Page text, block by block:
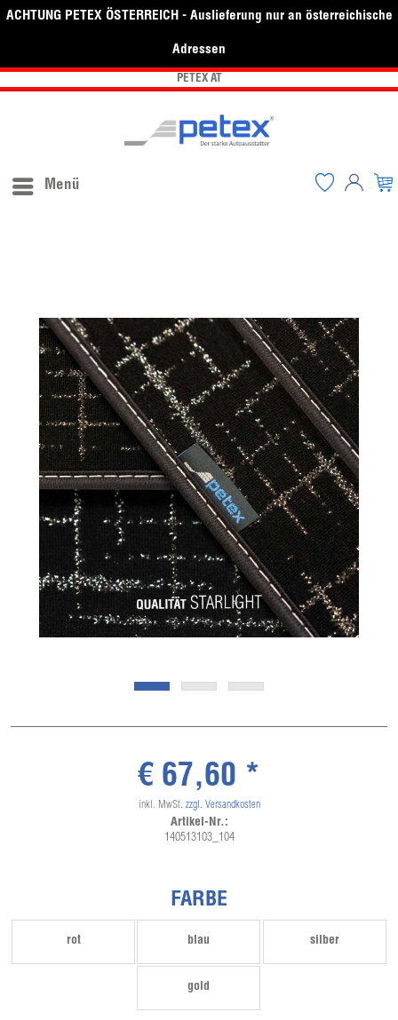
ACHTUNG PETEX ÖSTERREICH - Auslieferung nur an österreichische
Adressen
PETEX AT
Menü
FARBE
rot blau silber
gold
€ 67,60 *
inkl. MwSt. zzgl. Versandkosten
Artikel-Nr.:
140513103_104